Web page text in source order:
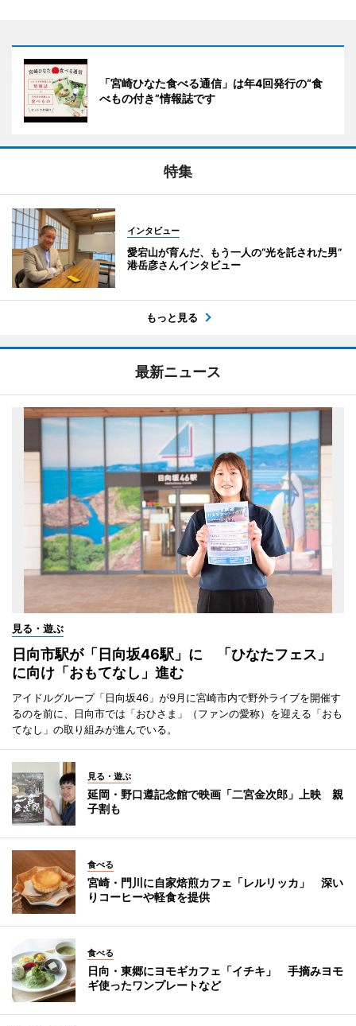
「宮崎ひなた食べる通信」は年4回発行の“食
べもの付き”情報誌です
特集
インタビュー
愛宕山が育んだ、もう一人の“光を託された男”
港岳彦さんインタビュー
もっと見る
最新ニュース
見る・遊ぶ
日向市駅が「日向坂46駅」に 「ひなたフェス」
に向け「おもてなし」進む
アイドルグループ「日向坂46」が9月に宮崎市内で野外ライブを開催す
るのを前に、日向市では「おひさま」（ファンの愛称）を迎える「おも
てなし」の取り組みが進んでいる。
見る・遊ぶ
延岡・野口遵記念館で映画「二宮金次郎」上映 親
子割も
食べる
宮崎・門川に自家焙煎カフェ「レルリッカ」 深い
りコーヒーや軽食を提供
食べる
日向・東郷にヨモギカフェ「イチキ」 手摘みヨモ
ギ使ったワンプレートなど